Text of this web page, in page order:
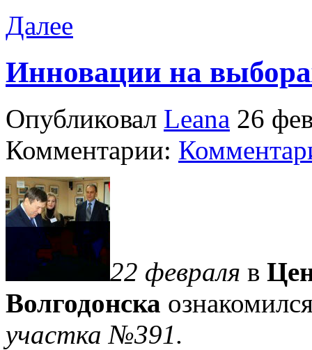
Далее
Инновации на
Опубликовал Leana 26
Комментарии:
22 февраля в
Волгодонска
участка №391.